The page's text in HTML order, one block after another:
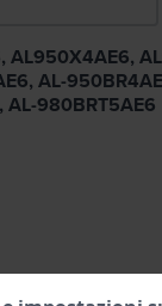
AL-
980BRT5AE6